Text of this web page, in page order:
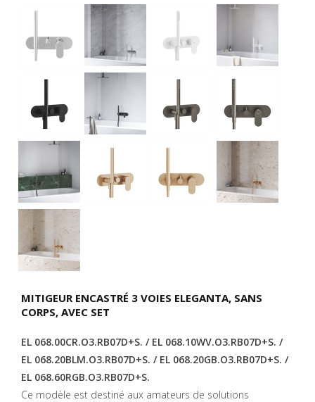
MITIGEUR ENCASTRÉ 3 VOIES ELEGANTA, SANS
CORPS, AVEC SET
EL 068.00CR.O3.RB07D+S. / EL 068.10WV.O3.RB07D+S. /
EL 068.20BLM.O3.RB07D+S. / EL 068.20GB.O3.RB07D+S. /
EL 068.60RGB.O3.RB07D+S.
Ce modèle est destiné aux amateurs de solutions